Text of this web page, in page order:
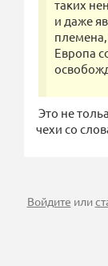
таких
и даже
племена,
Европа
Это не
чехи со
Войдите или